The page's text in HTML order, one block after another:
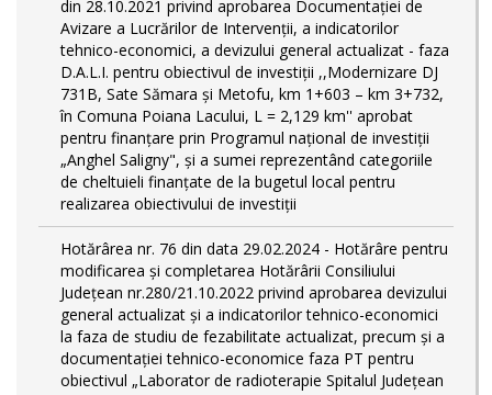
din 28.10.2021 privind aprobarea Documentației de
Avizare a Lucrărilor de Intervenții, a indicatorilor
tehnico-economici, a devizului general actualizat - faza
D.A.L.I. pentru obiectivul de investiţii ,,Modernizare DJ
731B, Sate Sămara și Metofu, km 1+603 – km 3+732,
în Comuna Poiana Lacului, L = 2,129 km'' aprobat
pentru finanțare prin Programul național de investiții
„Anghel Saligny", și a sumei reprezentând categoriile
de cheltuieli finanțate de la bugetul local pentru
realizarea obiectivului de investiții
Hotărârea nr. 76 din data 29.02.2024 - Hotărâre pentru
modificarea și completarea Hotărârii Consiliului
Județean nr.280/21.10.2022 privind aprobarea devizului
general actualizat și a indicatorilor tehnico-economici
la faza de studiu de fezabilitate actualizat, precum și a
documentației tehnico-economice faza PT pentru
obiectivul „Laborator de radioterapie Spitalul Județean